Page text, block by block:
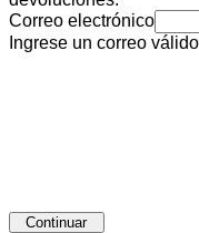
Correo electrónico
Ingrese un correo válido
Continuar